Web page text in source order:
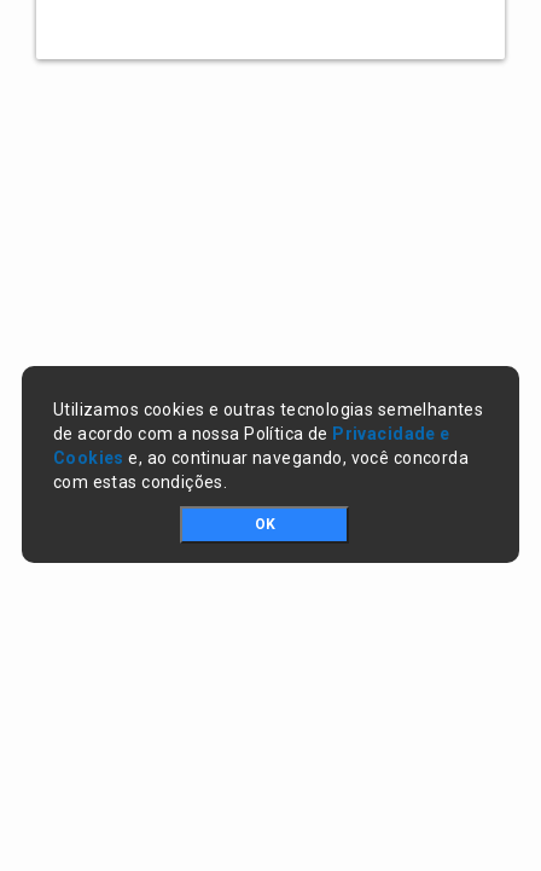
Utilizamos cookies e outras tecnologias semelhantes
de acordo com a nossa Política de Privacidade e
Cookies e, ao continuar navegando, você concorda
com estas condições.
OK